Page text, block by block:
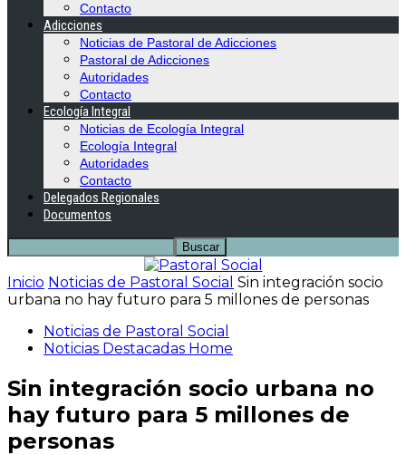
Contacto
Adicciones
Noticias de Pastoral de Adicciones
Pastoral de Adicciones
Autoridades
Contacto
Ecología Integral
Noticias de Ecología Integral
Ecología Integral
Autoridades
Contacto
Delegados Regionales
Documentos
Inicio Noticias de Pastoral Social Sin integración socio
urbana no hay futuro para 5 millones de personas
Noticias de Pastoral Social
Noticias Destacadas Home
Sin integración socio urbana no
hay futuro para 5 millones de
personas